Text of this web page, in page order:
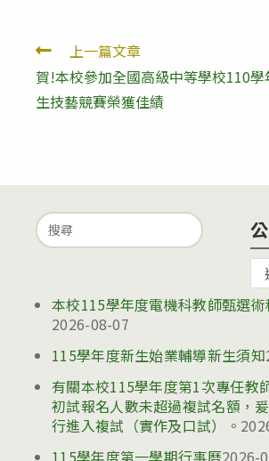
Read
more
articles
上一篇文章
賀!本校參加全國高級中等學校110學
生技藝競賽榮獲佳績
Search
for:
告
本校115學年度電機科教師甄選
2026-08-07
115學年度新生始業輔導新生須知
有關本校115學年度第1次專任教
初試報名人數未超過複試名額，
行進入複試（實作及口試）。
115學年度第一學期行事曆2026-